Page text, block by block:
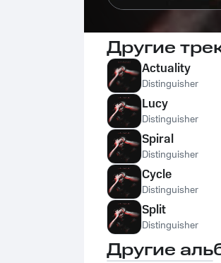
Другие
Actuality
Distinguisher
Lucy
Distinguisher
Spiral
Distinguisher
Cycle
Distinguisher
Split
Distinguisher
Другие